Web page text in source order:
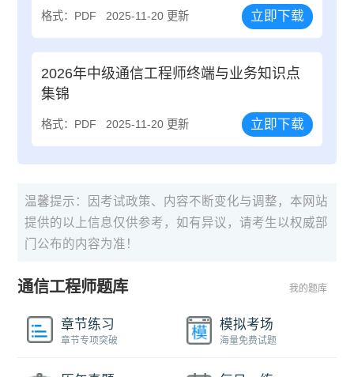
格式：PDF 2025-11-20 更新 立即下载
2026年中级通信工程师终端与业务知识点
集锦
格式：PDF 2025-11-20 更新 立即下载
温馨提示：因考试政策、内容不断变化与调整，本网站
提供的以上信息仅供参考，如有异议，请考生以权威部
门公布的内容为准！
通信工程师题库 我的题库
章节练习
章节专项突破
模拟考场
海量免费试题